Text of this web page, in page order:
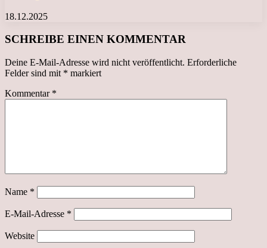
18.12.2025
SCHREIBE EINEN KOMMENTAR
Deine E-Mail-Adresse wird nicht veröffentlicht. Erforderliche
Felder sind mit * markiert
Kommentar *
Name *
E-Mail-Adresse *
Website